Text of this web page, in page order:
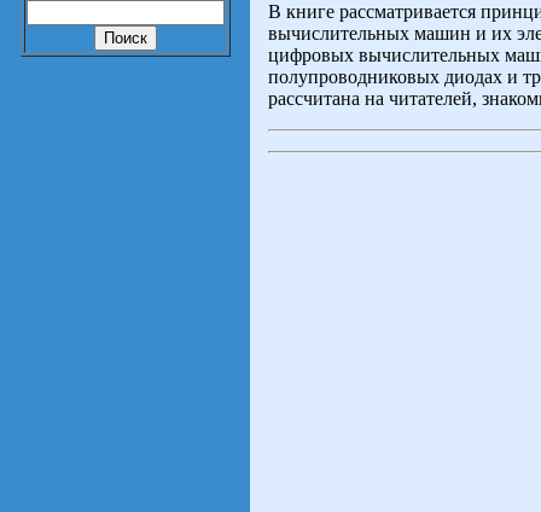
В книге рассматривается
вычислительных машин и их
цифровых вычислительных
полупроводниковых диодах и
рассчитана на читателей,